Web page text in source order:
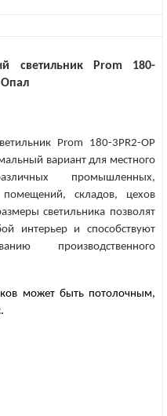
светильник Prom 180-
Опал
Prom 180-3PR2-OP
вариант для местного
промышленных,
помещений, складов, цехов
светильника позволят
интерьер и способствуют
производственного
может быть потолочным,